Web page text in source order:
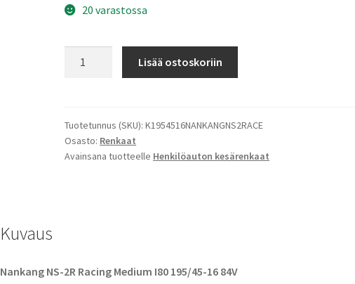
20 varastossa
NS-
2R
Racing
Lisää ostoskoriin
Tuotetunnus (SKU):K1954516NANKANGNS2RACE
Osasto: Renkaat
Avainsana tuotteelle Henkilöauton kesärenkaat
Kuvaus
Nankang NS-2R Racing Medium I80 195/45-16 84V